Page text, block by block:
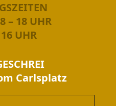
– 18 UHR
UHR
Carlsplatz